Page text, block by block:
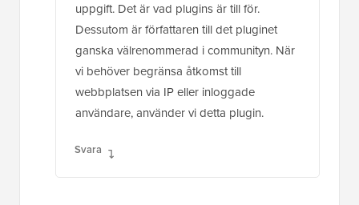
uppgift. Det är vad plugins är till för.
Dessutom är författaren till det pluginet
ganska välrenommerad i communityn. När
vi behöver begränsa åtkomst till
webbplatsen via IP eller inloggade
användare, använder vi detta plugin.
Svara